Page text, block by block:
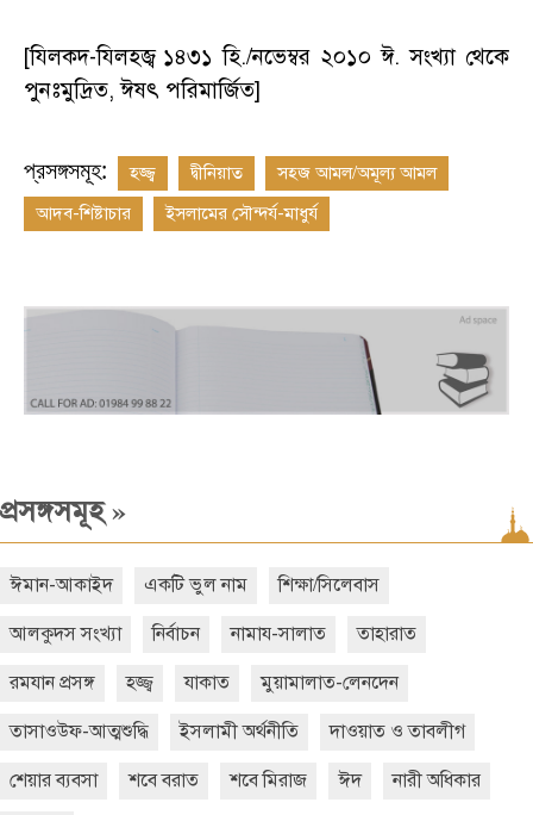
[যিলকদ-যিলহজ্ব ১৪৩১ হি./নভেম্বর ২০১০ ঈ. সংখ্যা থেকে
পুনঃমুদ্রিত, ঈষৎ পরিমার্জিত]
প্রসঙ্গসমূহ: হজ্জ্ব দ্বীনিয়াত
সহজ আমল/অমূল্য আমল
আদব-শিষ্টাচার
ইসলামের সৌন্দর্য-মাধুর্য
প্রসঙ্গসমূহ»
ঈমান-আকাইদ একটি ভুল নাম শিক্ষা/সিলেবাস
আলকুদস সংখ্যা নির্বাচন নামায-সালাত তাহারাত
রমযান প্রসঙ্গ হজ্জ্ব যাকাত মুয়ামালাত-লেনদেন
তাসাওউফ-আত্মশুদ্ধি ইসলামী অর্থনীতি দাওয়াত ও তাবলীগ
শেয়ার ব্যবসা শবে বরাত শবে মিরাজ ঈদ নারী অধিকার